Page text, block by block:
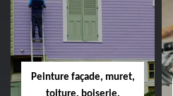
Peinture façade, muret,